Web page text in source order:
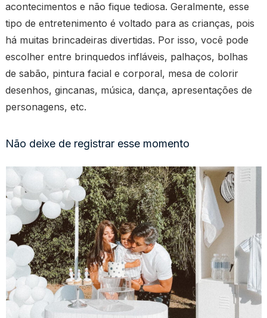
acontecimentos e não fique tediosa. Geralmente, esse
tipo de entretenimento é voltado para as crianças, pois
há muitas brincadeiras divertidas. Por isso, você pode
escolher entre brinquedos infláveis, palhaços, bolhas
de sabão, pintura facial e corporal, mesa de colorir
desenhos, gincanas, música, dança, apresentações de
personagens, etc.
Não deixe de registrar esse momento